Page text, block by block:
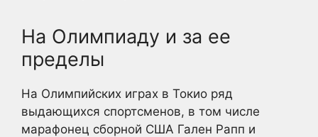
На Олимпиаду и за ее
пределы
На Олимпийских играх в Токио ряд
выдающихся спортсменов, в том числе
марафонец сборной США Гален Рапп и